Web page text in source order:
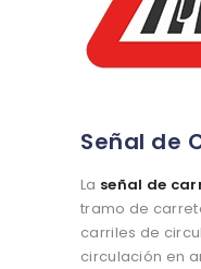
Señal de
La señal de
tramo de
carriles de
circulación en